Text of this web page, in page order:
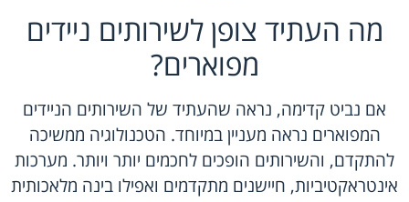
מה העתיד צופן לשירותים ניידים
מפוארים?
אם נביט קדימה, נראה שהעתיד של השירותים הניידים
המפוארים נראה מעניין במיוחד. הטכנולוגיה ממשיכה
להתקדם, והשירותים הופכים לחכמים יותר ויותר. מערכות
אינטראקטיביות, חיישנים מתקדמים ואפילו בינה מלאכותית